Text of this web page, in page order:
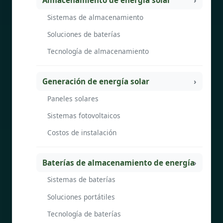
Sistemas de almacenamiento
Soluciones de baterías
Tecnología de almacenamiento
Generación de energía solar
Paneles solares
Sistemas fotovoltaicos
Costos de instalación
Baterías de almacenamiento de energía
Sistemas de baterías
Soluciones portátiles
Tecnología de baterías